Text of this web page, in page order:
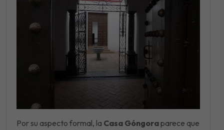
Por su aspecto formal, la Casa Góngoraparece que